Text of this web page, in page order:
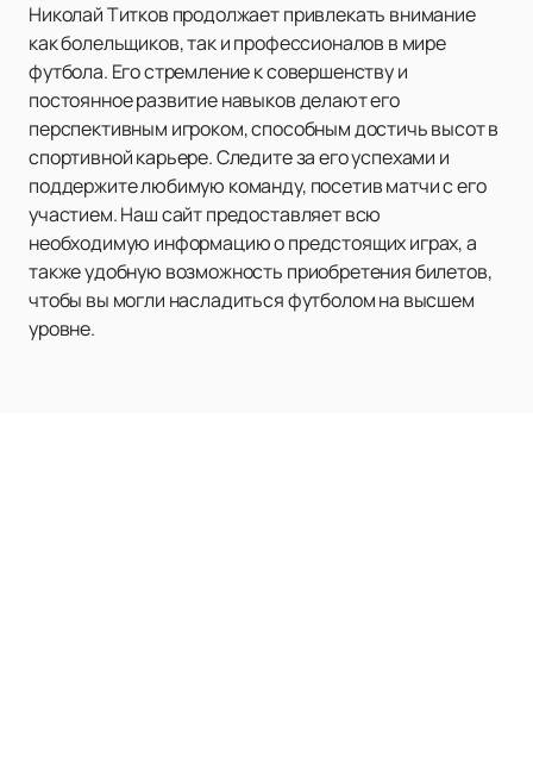
Николай Титков продолжает привлекать внимание
как болельщиков, так и профессионалов в мире
футбола. Его стремление к совершенству и
постоянное развитие навыков делают его
перспективным игроком, способным достичь высот в
спортивной карьере. Следите за его успехами и
поддержите любимую команду, посетив матчи с его
участием. Наш сайт предоставляет всю
необходимую информацию о предстоящих играх, а
также удобную возможность приобретения билетов,
чтобы вы могли насладиться футболом на высшем
уровне.